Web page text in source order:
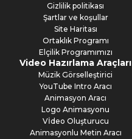
Gizlilik politikası
Şartlar ve koşullar
Site Haritası
Ortaklık Programı
Elçilik Programımızı
Video Hazırlama Araçları
Müzik Görselleştirici
YouTube Intro Aracı
Animasyon Aracı
Logo Animasyonu
Vİdeo Oluşturucu
Animasyonlu Metin Aracı